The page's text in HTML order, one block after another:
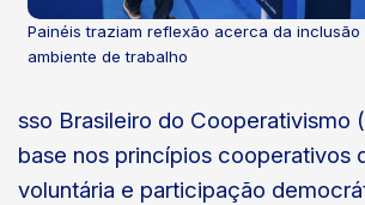
Painéis traziam reflexão acerca da inclusão
ambiente de trabalho
sso Brasileiro do Cooperativismo
base nos princípios cooperativos
voluntária e participação